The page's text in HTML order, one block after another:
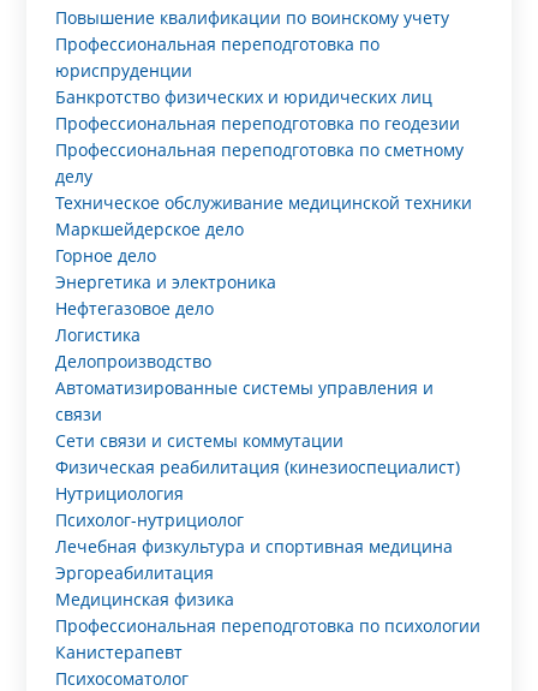
Повышение квалификации по воинскому учету
Профессиональная переподготовка по
юриспруденции
Банкротство физических и юридических лиц
Профессиональная переподготовка по геодезии
Профессиональная переподготовка по сметному
делу
Техническое обслуживание медицинской техники
Маркшейдерское дело
Горное дело
Энергетика и электроника
Нефтегазовое дело
Логистика
Делопроизводство
Автоматизированные системы управления и
связи
Сети связи и системы коммутации
Физическая реабилитация (кинезиоспециалист)
Нутрициология
Психолог-нутрициолог
Лечебная физкультура и спортивная медицина
Эргореабилитация
Медицинская физика
Профессиональная переподготовка по психологии
Канистерапевт
Психосоматолог